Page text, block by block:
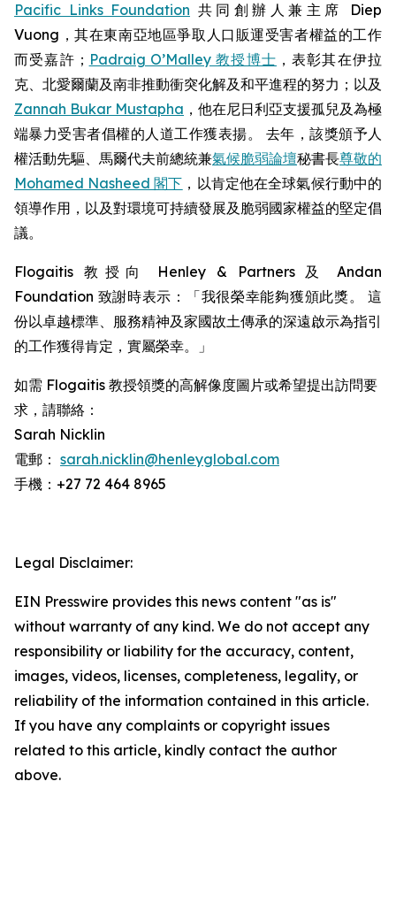
Pacific Links Foundation 共同創辦人兼主席 Diep
Vuong，其在東南亞地區爭取人口販運受害者權益的工作
而受嘉許； Padraig O’Malley 教授博士 ，表彰其在伊拉
克、北愛爾蘭及南非推動衝突化解及和平進程的努力；以及
Zannah Bukar Mustapha ，他在尼日利亞支援孤兒及為極
端暴力受害者倡權的人道工作獲表揚。 去年，該獎頒予人
權活動先驅、馬爾代夫前總統兼氣候脆弱論壇秘書長尊敬的
Mohamed Nasheed 閣下 ，以肯定他在全球氣候行動中的
領導作用，以及對環境可持續發展及脆弱國家權益的堅定倡
議。
Flogaitis 教授向 Henley & Partners 及 Andan
Foundation 致謝時表示：「我很榮幸能夠獲頒此獎。 這
份以卓越標準、服務精神及家國故土傳承的深遠啟示為指引
的工作獲得肯定，實屬榮幸。」
如需 Flogaitis 教授領獎的高解像度圖片或希望提出訪問要
求，請聯絡：
Sarah Nicklin
電郵： sarah.nicklin@henleyglobal.com
手機：+27 72 464 8965
Legal Disclaimer:
EIN Presswire provides this news content "as is"
without warranty of any kind. We do not accept any
responsibility or liability for the accuracy, content,
images, videos, licenses, completeness, legality, or
reliability of the information contained in this article.
If you have any complaints or copyright issues
related to this article, kindly contact the author
above.